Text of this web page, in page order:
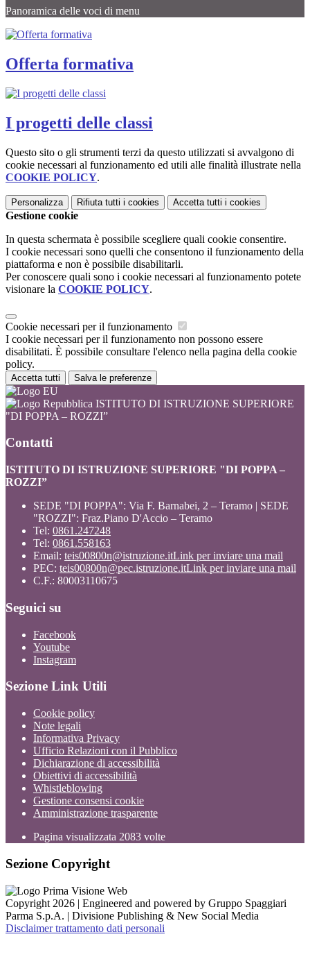
Panoramica delle voci di menu
Offerta formativa
I progetti delle classi
Questo sito o gli strumenti terzi da questo utilizzati si avvalgono di
cookie necessari al funzionamento ed utili alle finalità illustrate nella
COOKIE POLICY.
Personalizza Rifiuta tutti i cookies Accetta tutti i cookies
Gestione cookie
In questa schermata è possibile scegliere quali cookie consentire.
I cookie necessari sono quelli che consentono il funzionamento della
piattaforma e non è possibile disabilitarli.
Per conoscere quali sono i cookie necessari al funzionamento potete
visionare la COOKIE POLICY.
Cookie necessari per il funzionamento
I cookie necessari per il funzionamento non possono essere
disabilitati. È possibile consultare l'elenco nella pagina della cookie
policy.
Accetta tutti Salva le preferenze
ISTITUTO DI ISTRUZIONE SUPERIORE
"DI POPPA – ROZZI”
Contatti
ISTITUTO DI ISTRUZIONE SUPERIORE "DI POPPA –
ROZZI”
SEDE "DI POPPA": Via F. Barnabei, 2 – Teramo | SEDE
"ROZZI": Fraz.Piano D'Accio – Teramo
Tel: 0861.247248
Tel: 0861.558163
Email: teis00800n@istruzione.itLink per inviare una mail
PEC: teis00800n@pec.istruzione.itLink per inviare una mail
C.F.: 80003110675
Seguici su
Facebook
Youtube
Instagram
Sezione Link Utili
Cookie policy
Note legali
Informativa Privacy
Ufficio Relazioni con il Pubblico
Dichiarazione di accessibilità
Obiettivi di accessibilità
Whistleblowing
Gestione consensi cookie
Amministrazione trasparente
Pagina visualizzata 2083 volte
Sezione Copyright
Copyright 2026 | Engineered and powered by Gruppo Spaggiari
Parma S.p.A. | Divisione Publishing & New Social Media
Disclaimer trattamento dati personali